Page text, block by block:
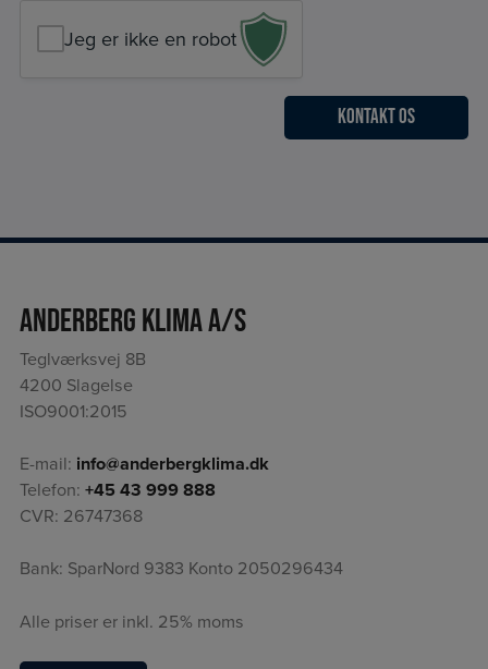
Jeg er ikke en robot
Anderberg Klima A/S
Teglværksvej 8B
4200 Slagelse
ISO9001:2015
E-mail: info@anderbergklima.dk
Telefon: +45 43 999 888
CVR: 26747368
Bank: SparNord 9383 Konto 2050296434
Alle priser er inkl. 25% moms